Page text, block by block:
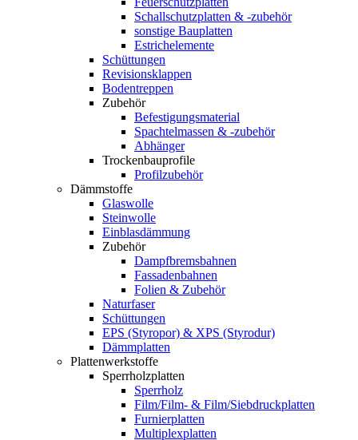
Schallschutzplatten & -zubehör
sonstige Bauplatten
Estrichelemente
Schüttungen
Revisionsklappen
Bodentreppen
Zubehör
Befestigungsmaterial
Spachtelmassen & -zubehör
Abhänger
Trockenbauprofile
Profilzubehör
Dämmstoffe
Glaswolle
Steinwolle
Einblasdämmung
Zubehör
Dampfbremsbahnen
Fassadenbahnen
Folien & Zubehör
Naturfaser
Schüttungen
EPS (Styropor) & XPS (Styrodur)
Dämmplatten
Plattenwerkstoffe
Sperrholzplatten
Sperrholz
Film/Film- & Film/Siebdruckplatten
Furnierplatten
Multiplexplatten